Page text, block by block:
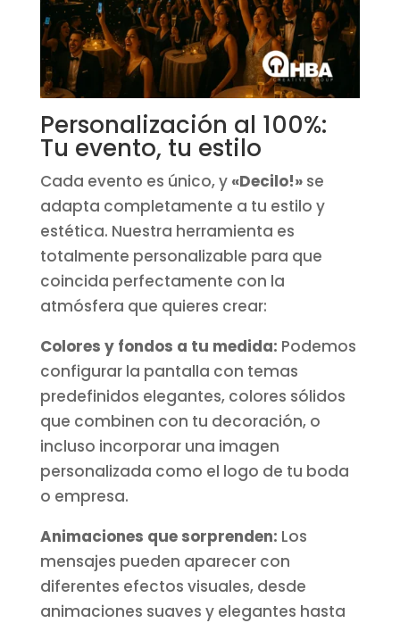
Personalización al 100%:
Tu evento, tu estilo
Cada evento es único, y «Decilo!»se
adapta completamente a tu estilo y
estética. Nuestra herramienta es
totalmente personalizable para que
coincida perfectamente con la
atmósfera que quieres crear:
Colores y fondos a tu medida: Podemos
configurar la pantalla con temas
predefinidos elegantes, colores sólidos
que combinen con tu decoración, o
incluso incorporar una imagen
personalizada como el logo de tu boda
o empresa.
Animaciones que sorprenden: Los
mensajes pueden aparecer con
diferentes efectos visuales, desde
animaciones suaves y elegantes hasta